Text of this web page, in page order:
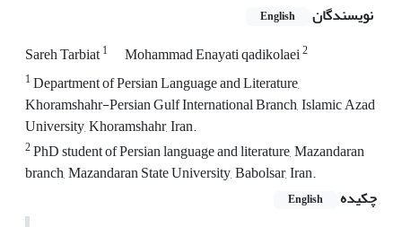
نویسندگان English
Sareh Tarbiat1 Mohammad Enayati qadikolaei2
1Department of Persian Language and Literature,
Khoramshahr-Persian Gulf International Branch, Islamic Azad
University, Khoramshahr, Iran.
2PhD student of Persian language and literature, Mazandaran
branch, Mazandaran State University, Babolsar, Iran.
چکیده
English